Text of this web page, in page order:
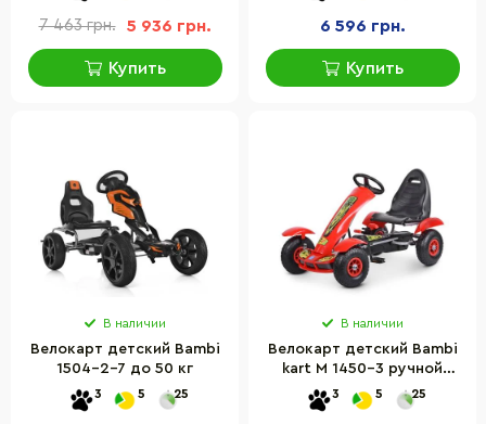
7 463 грн. 5 936 грн.
Купить
6 596 грн.
Купить
В наличии
Велокарт детский Bambi
1504-2-7 до 50 кг
3 5 25
В наличии
Велокарт детский Bambi
kart M 1450-3 ручной
тормоз
3 5 25